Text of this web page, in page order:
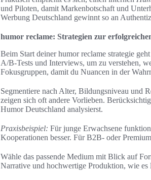
und Piloten, damit Markenbotschaft und
Werbung Deutschland gewinnt so an
humor reclame: Strategien zur
Beim Start deiner humor reclame strategie
A/B-Tests und Interviews, um zu verstehen,
Fokusgruppen, damit du Nuancen in der
Segmentiere nach Alter, Bildungsniveau und
zeigen sich oft andere Vorlieben.
Humor Deutschland analysierst.
Praxisbeispiel: Für junge Erwachsene
Kooperationen besser. Für B2B- oder
Wähle das passende Medium mit Blick auf
Narrative und hochwertige Produktion, wie es